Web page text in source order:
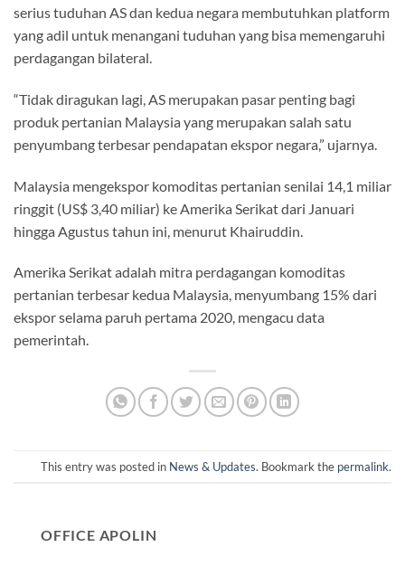
serius tuduhan AS dan kedua negara membutuhkan platform
yang adil untuk menangani tuduhan yang bisa memengaruhi
perdagangan bilateral.
“Tidak diragukan lagi, AS merupakan pasar penting bagi
produk pertanian Malaysia yang merupakan salah satu
penyumbang terbesar pendapatan ekspor negara,” ujarnya.
Malaysia mengekspor komoditas pertanian senilai 14,1 miliar
ringgit (US$ 3,40 miliar) ke Amerika Serikat dari Januari
hingga Agustus tahun ini, menurut Khairuddin.
Amerika Serikat adalah mitra perdagangan komoditas
pertanian terbesar kedua Malaysia, menyumbang 15% dari
ekspor selama paruh pertama 2020, mengacu data
pemerintah.
This entry was posted in News & Updates. Bookmark the permalink.
OFFICE APOLIN